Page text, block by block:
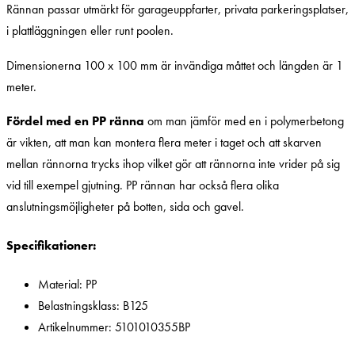
Rännan passar utmärkt för garageuppfarter, privata parkeringsplatser,
i plattläggningen eller runt poolen.
Dimensionerna 100 x 100 mm är invändiga måttet och längden är 1
meter.
Fördel med en PP ränna om man jämför med en i polymerbetong
är vikten, att man kan montera flera meter i taget och att skarven
mellan rännorna trycks ihop vilket gör att rännorna inte vrider på sig
vid till exempel gjutning. PP rännan har också flera olika
anslutningsmöjligheter på botten, sida och gavel.
Specifikationer:
Material: PP
Belastningsklass: B125
Artikelnummer: 5101010355BP